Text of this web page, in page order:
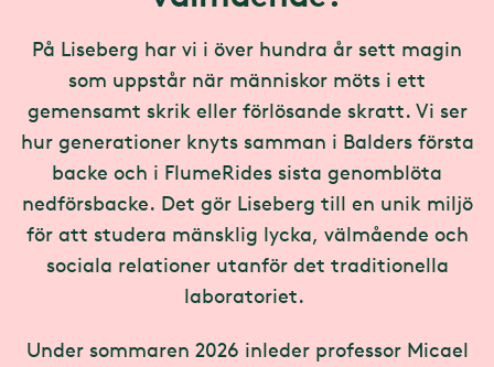
På Liseberg har vi i över hundra år sett magin
som uppstår när människor möts i ett
gemensamt skrik eller förlösande skratt. Vi ser
hur generationer knyts samman i Balders första
backe och i FlumeRides sista genomblöta
nedförsbacke. Det gör Liseberg till en unik miljö
för att studera mänsklig lycka, välmående och
sociala relationer utanför det traditionella
laboratoriet.
Under sommaren 2026 inleder professor Micael